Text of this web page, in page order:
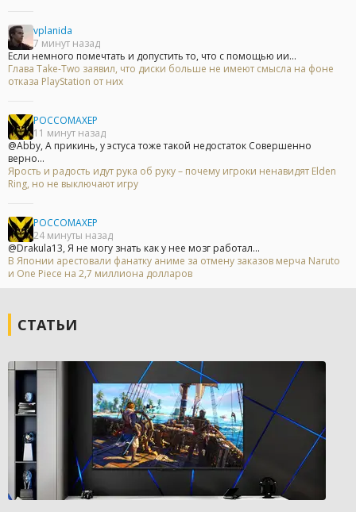
vplanida
7 минут назад
Если немного помечтать и допустить то, что с помощью ии...
Глава Take-Two заявил, что диски больше не имеют смысла на фоне
отказа PlayStation от них
POCCOMAXEP
11 минут назад
@Abby, А прикинь, у эстуса тоже такой недостаток Совершенно
верно...
Ярость и радость идут рука об руку – почему игроки ненавидят Elden
Ring, но не выключают игру
POCCOMAXEP
24 минуты назад
@Drakula13, Я не могу знать как у нее мозг работал...
В Японии арестовали фанатку аниме за отмену заказов мерча Naruto
и One Piece на 2,7 миллиона долларов
СТАТЬИ